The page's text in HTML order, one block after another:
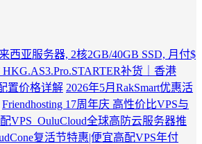
西亚服务器, 2核2GB/40GB SSD, 月付$
补货｜香港
置价格详解 2026年5月RakSmart优惠活
Friendhosting 17周年庆 高性价比VPS与
VPS_OuluCloud全球高防云服务器推
复活节特惠|便宜高配VPS年付